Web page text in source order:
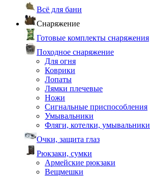
Всё для бани
Снаряжение
Готовые комплекты снаряжения
Походное снаряжение
Для огня
Коврики
Лопаты
Лямки плечевые
Ножи
Сигнальные приспособления
Умывальники
Фляги, котелки, умывальники
Очки, защита глаз
Рюкзаки, сумки
Армейские рюкзаки
Вещмешки